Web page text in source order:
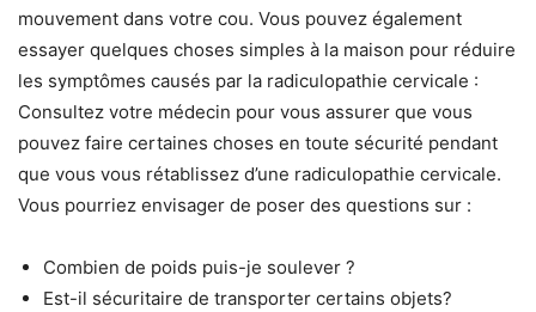
mouvement dans votre cou. Vous pouvez également
essayer quelques choses simples à la maison pour réduire
les symptômes causés par la radiculopathie cervicale :
Consultez votre médecin pour vous assurer que vous
pouvez faire certaines choses en toute sécurité pendant
que vous vous rétablissez d’une radiculopathie cervicale.
Vous pourriez envisager de poser des questions sur :
Combien de poids puis-je soulever ?
Est-il sécuritaire de transporter certains objets?